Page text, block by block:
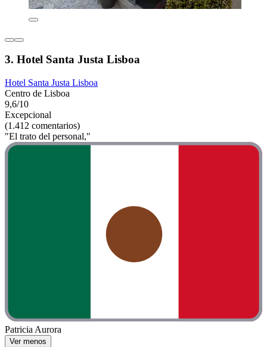
3. Hotel Santa Justa Lisboa
Hotel Santa Justa Lisboa
Centro de Lisboa
9,6/10
Excepcional
(1.412 comentarios)
"El trato del personal,"
Patricia Aurora
Ver menos